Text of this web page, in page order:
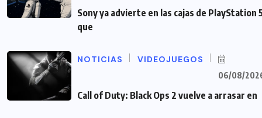
Sony ya advierte en las cajas de PlayStation
que
NOTICIAS VIDEOJUEGOS
06/08/
Call of Duty: Black Ops 2 vuelve a arrasar en